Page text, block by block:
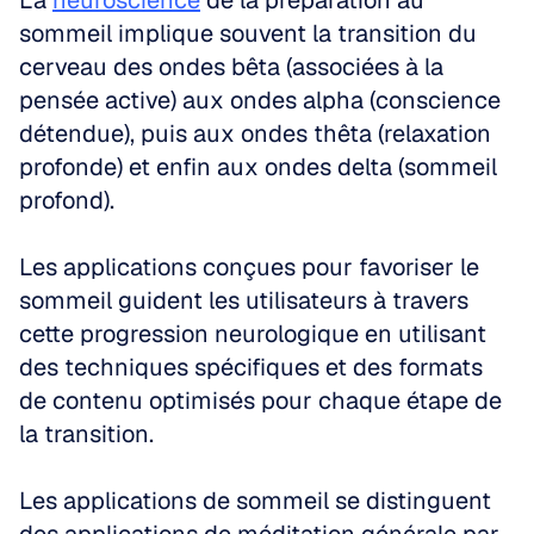
sommeil implique souvent la transition du
cerveau des ondes bêta (associées à la
pensée active) aux ondes alpha (conscience
détendue), puis aux ondes thêta (relaxation
profonde) et enfin aux ondes delta (sommeil
profond).
Les applications conçues pour favoriser le
sommeil guident les utilisateurs à travers
cette progression neurologique en utilisant
des techniques spécifiques et des formats
de contenu optimisés pour chaque étape de
la transition.
Les applications de sommeil se distinguent